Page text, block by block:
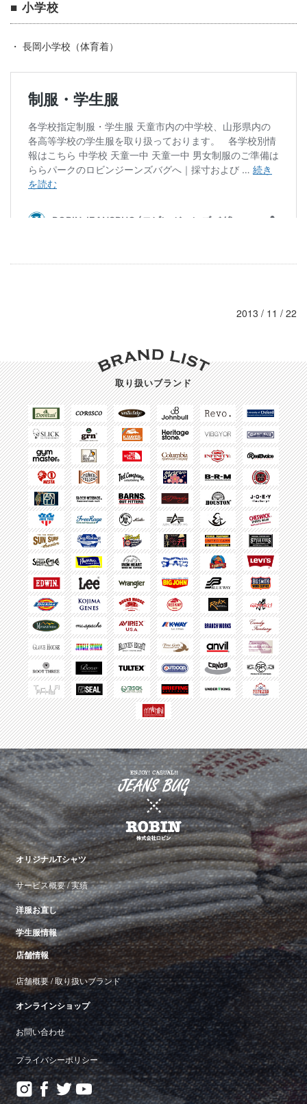
■ 小学校
・ 長岡小学校（体育着）
2013 / 11 / 22
取り扱いブランド
オリジナルTシャツ
サービス概要/実績
洋服お直し
学生服情報
店舗情報
店舗概要/取り扱いブランド
オンラインショップ
お問い合わせ
プライバシーポリシー